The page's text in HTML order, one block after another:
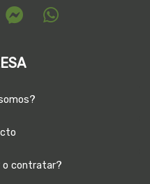
o contratar?